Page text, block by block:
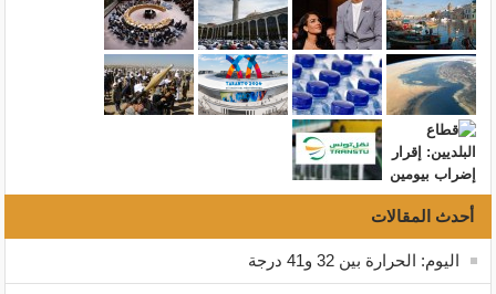
أحدث المقالات
اليوم: الحرارة بين 32 و41 درجة